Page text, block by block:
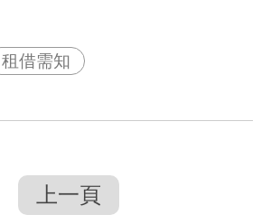
租借需知
上一頁